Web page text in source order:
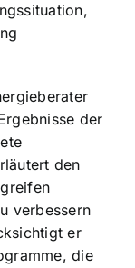
der
den
verbessern
er
die